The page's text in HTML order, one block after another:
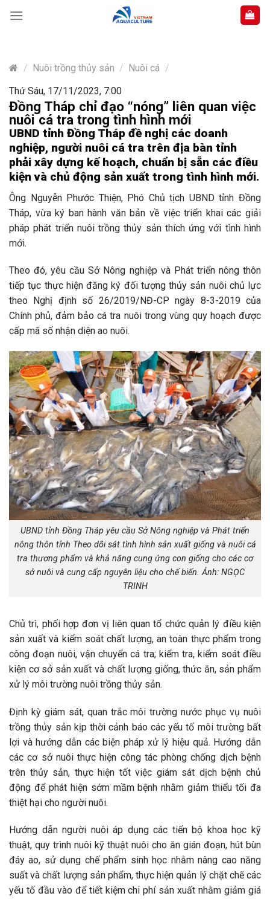
content
/ Nuôi trồng thủy sản / Nuôi cá /
Thứ Sáu, 17/11/2023, 7:00
Đồng Tháp chỉ đạo “nóng” liên quan việc
nuôi cá tra trong tình hình mới
UBND tỉnh Đồng Tháp đề nghị các doanh
nghiệp, người nuôi cá tra trên địa bàn tỉnh
phải xây dựng kế hoạch, chuẩn bị sẵn các điều
kiện và chủ động sản xuất trong tình hình mới.
Ông Nguyễn Phước Thiện, Phó Chủ tịch UBND tỉnh Đồng
Tháp, vừa ký ban hành văn bản về việc triển khai các giải
pháp phát triển nuôi trồng thủy sản thích ứng với tình hình
mới.
Theo đó, yêu cầu Sở Nông nghiệp và Phát triển nông thôn
tiếp tục thực hiện đăng ký đối tượng thủy sản nuôi chủ lực
theo Nghị định số 26/2019/NĐ-CP ngày 8-3-2019 của
Chính phủ, đảm bảo cá tra nuôi trong vùng quy hoạch được
cấp mã số nhận diện ao nuôi.
UBND tỉnh Đồng Tháp yêu cầu Sở Nông nghiệp và Phát triển
nông thôn tỉnh Theo dõi sát tình hình sản xuất giống và nuôi cá
tra thương phẩm và khả năng cung ứng con giống cho các cơ
sở nuôi và cung cấp nguyên liệu cho chế biến. Ảnh: NGỌC
TRINH
Chủ trì, phối hợp đơn vị liên quan tổ chức quản lý điều kiện
sản xuất và kiểm soát chất lượng, an toàn thực phẩm trong
công đoạn nuôi, vận chuyển cá tra; kiểm tra, kiểm soát điều
kiện cơ sở sản xuất và chất lượng giống, thức ăn, sản phẩm
xử lý môi trường nuôi trồng thủy sản.
Định kỳ giám sát, quan trắc môi trường nước phục vụ nuôi
trồng thủy sản kịp thời cảnh báo các yếu tố môi trường bất
lợi và hướng dẫn các biện pháp xử lý hiệu quả. Hướng dẫn
các cơ sở nuôi thực hiện công tác phòng chống dịch bệnh
trên thủy sản, thực hiện tốt việc giám sát dịch bệnh chủ
động để phát hiện sớm mầm bệnh nhằm giảm thiểu tối đa
thiệt hại cho người nuôi.
Hướng dẫn người nuôi áp dụng các tiến bộ khoa học kỹ
thuật, quy trình nuôi kỹ thuật nuôi cho ăn gián đoạn, hút bùn
đáy ao, sử dụng chế phẩm sinh học nhằm nâng cao năng
suất và chất lượng sản phẩm, thực hiện quản lý chặt chẽ các
yếu tố đầu vào để tiết kiệm chi phí sản xuất nhằm giảm giá